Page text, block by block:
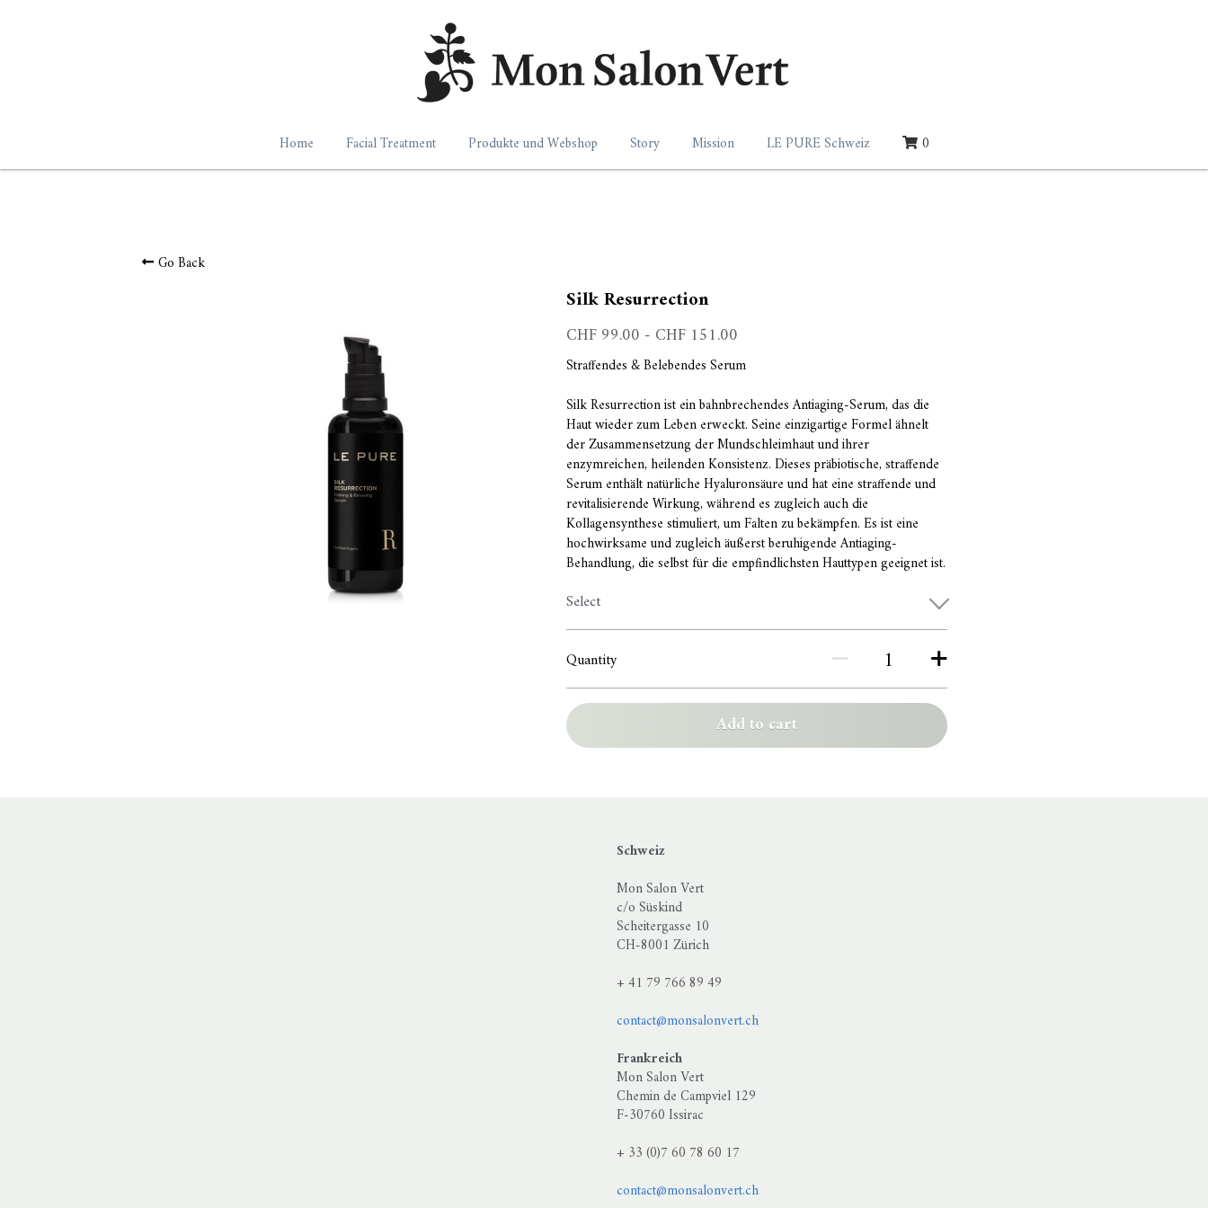
Home Facial Treatment Produkte und Webshop Story Mission LE PURE Schweiz 0
Go Back
Silk Resurrection
CHF 99.00 - CHF 151.00
Straffendes & Belebendes Serum
Silk Resurrection ist ein bahnbrechendes Antiaging-Serum, das die
Haut wieder zum Leben erweckt. Seine einzigartige Formel ähnelt
der Zusammensetzung der Mundschleimhaut und ihrer
enzymreichen, heilenden Konsistenz. Dieses präbiotische, straffende
Serum enthält natürliche Hyaluronsäure und hat eine straffende und
revitalisierende Wirkung, während es zugleich auch die
Kollagensynthese stimuliert, um Falten zu bekämpfen. Es ist eine
hochwirksame und zugleich äußerst beruhigende Antiaging-
Behandlung, die selbst für die empfindlichsten Hauttypen geeignet ist.
Select
Quantity
Add to cart
extract · Styrax benzoin resin extract · Vanilla planifolia fruit extract · Glycyrrhiza glabra root extract · Parfum* (*from natural essential
Mon Salon Vert
c/o Süskind
Scheitergasse 10